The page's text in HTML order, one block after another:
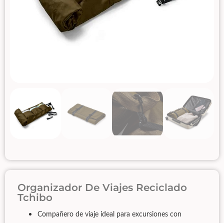
Organizador De Viajes Reciclado
Tchibo
Compañero de viaje ideal para excursiones con